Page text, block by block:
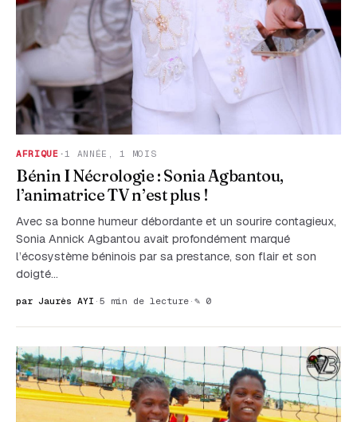
AFRIQUE · 1 ANNÉE, 1 MOIS
Bénin I Nécrologie : Sonia Agbantou,
l’animatrice TV n’est plus !
Avec sa bonne humeur débordante et un sourire contagieux,
Sonia Annick Agbantou avait profondément marqué
l’écosystème béninois par sa prestance, son flair et son
doigté...
par Jaurès AYI · 5 min de lecture · ✎ 0